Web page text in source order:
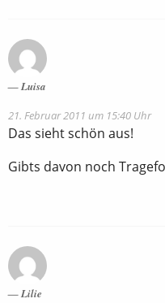
Luisa
21. Februar 2011 um 15:40 Uhr
Das sieht schön aus!
Gibts davon noch
Lilie